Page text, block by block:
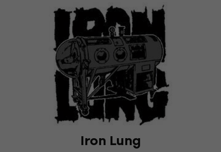
Iron Lung